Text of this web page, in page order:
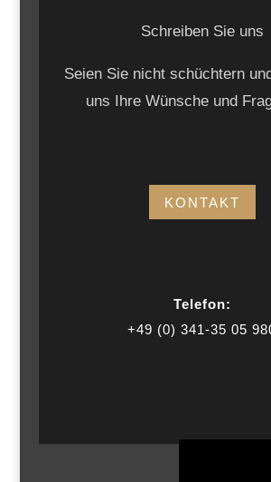
Schreiben Sie uns
Seien Sie nicht schüchtern
uns Ihre Wünsche und
KONTAKT
Telefon:
+49 (0) 341-35 05